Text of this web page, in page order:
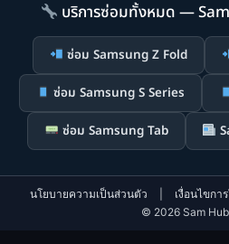
บริการซ่อมทั้งหมด —
ซ่อม Samsung Z Fold
ซ่อม Samsung S Series
ซ่อม Samsung Tab
นโยบายความเป็นส่วนตัว เงื่อนไขกา
© 2026 Sam